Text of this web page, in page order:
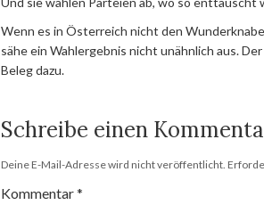
Wenn es in Österreich nicht den
sähe ein Wahlergebnis nicht unähnlich aus.
Beleg dazu.
Schreibe einen
Deine E-Mail-Adresse wird nicht veröffentlicht.
Kommentar*